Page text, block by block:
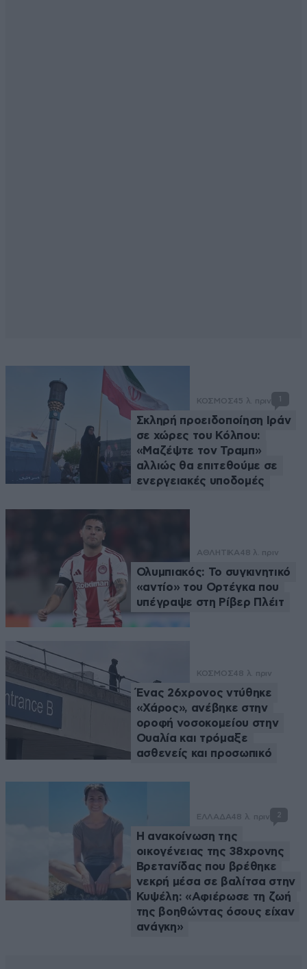
ΚΟΣΜΟΣ45 λ. πριν 1
Σκληρή προειδοποίηση Ιράν
σε χώρες του Κόλπου:
«Μαζέψτε τον Τραμπ»
αλλιώς θα επιτεθούμε σε
ενεργειακές υποδομές
ΑΘΛΗΤΙΚΑ48 λ. πριν
Ολυμπιακός: Το συγκινητικό
«αντίο» του Ορτέγκα που
υπέγραψε στη Ρίβερ Πλέιτ
ΚΟΣΜΟΣ48 λ. πριν
Ένας 26χρονος ντύθηκε
«Χάρος», ανέβηκε στην
οροφή νοσοκομείου στην
Ουαλία και τρόμαξε
ασθενείς και προσωπικό
ΕΛΛΑΔΑ48 λ. πριν 2
Η ανακοίνωση της
οικογένειας της 38χρονης
Βρετανίδας που βρέθηκε
νεκρή μέσα σε βαλίτσα στην
Κυψέλη: «Αφιέρωσε τη ζωή
της βοηθώντας όσους είχαν
ανάγκη»